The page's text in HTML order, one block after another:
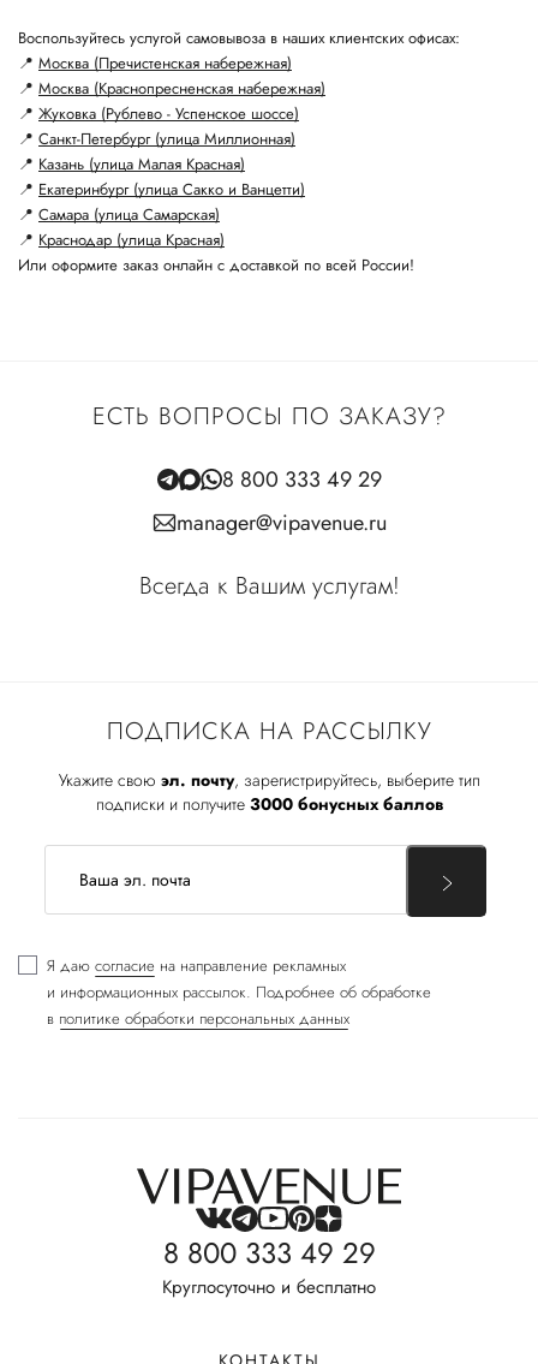
Воспользуйтесь услугой самовывоза в наших клиентских офисах:
📍 Москва (Пречистенская набережная)
📍 Москва (Краснопресненская набережная)
📍 Жуковка (Рублево - Успенское шоссе)
📍 Санкт-Петербург (улица Миллионная)
📍 Казань (улица Малая Красная)
📍 Екатеринбург (улица Сакко и Ванцетти)
📍 Самара (улица Самарская)
📍 Краснодар (улица Красная)
Или оформите заказ онлайн с доставкой по всей России!
ПОДПИСКА НА РАССЫЛКУ
Укажите свою эл. почту, зарегистрируйтесь, выберите тип
подписки и получите 3000 бонусных баллов
Я даю согласие на направление рекламных
и информационных рассылок. Подробнее об обработке
в политике обработки персональных данных
ЕСТЬ ВОПРОСЫ ПО ЗАКАЗУ?
8 800 333 49 29
manager@vipavenue.ru
Всегда к Вашим услугам!
8 800 333 49 29
Круглосуточно и бесплатно